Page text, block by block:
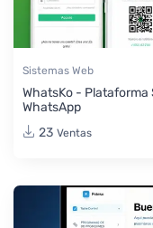
Sistemas Web
WhatsKo - Plataforma
WhatsApp
23 Ventas